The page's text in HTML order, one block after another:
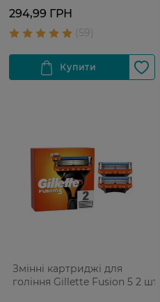
294,99 ГРН
Змінні картриджі для
гоління Gillette Fusion 5 2 шт